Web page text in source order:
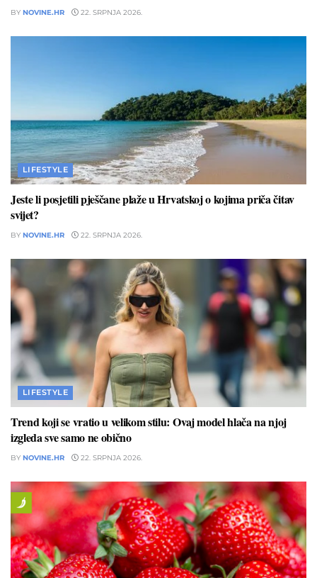
BY NOVINE.HR 22. SRPNJA 2026.
LIFESTYLE
Jeste li posjetili pješčane plaže u Hrvatskoj o kojima priča čitav
svijet?
BY NOVINE.HR 22. SRPNJA 2026.
LIFESTYLE
Trend koji se vratio u velikom stilu: Ovaj model hlača na njoj
izgleda sve samo ne obično
BY NOVINE.HR 22. SRPNJA 2026.